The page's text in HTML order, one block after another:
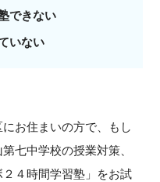
できない
いない
お住まいの方で、もし
七中学校の授業対策、
４時間学習塾」をお試